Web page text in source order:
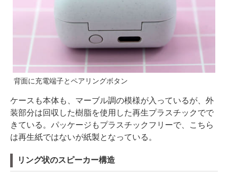
背面に充電端子とペアリングボタン
ケースも本体も、マーブル調の模様が入っているが、外
装部分は回収した樹脂を使用した再生プラスチックでで
きている。パッケージもプラスチックフリーで、こちら
は再生紙ではないが紙製となっている。
リング状のスピーカー構造